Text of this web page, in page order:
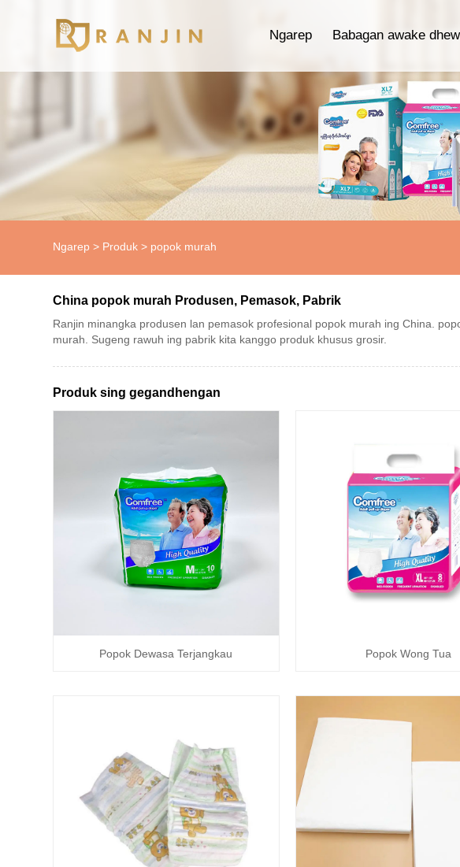
Ngarep Babagan awake
Ngarep > Produk > popok murah
China popok murah Produsen, Pemasok, Pabrik
Ranjin minangka produsen lan pemasok profesional popok murah ing China.
murah. Sugeng rawuh ing pabrik kita kanggo produk khusus grosir.
Produk sing gegandhengan
Popok Dewasa Terjangkau Popok Wong Tua